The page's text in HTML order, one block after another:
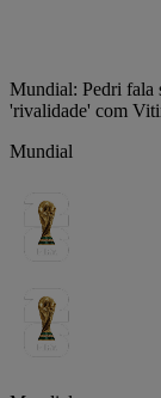
Mundial: Pedri fala
'rivalidade' com
Mundial